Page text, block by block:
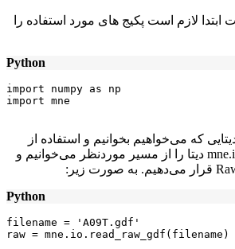
ابتدا لازم است پکیج های مورد استفاده را
Python
import numpy as np
import mne
که می‌خواهیم بخوانیم و استفاده از
دستور mne.io.read_raw_gdf دیتا را از مسیر موردنظر می‌خوانیم و
Python
filename = 'A09T.gdf'
raw = mne.io.read_raw_gdf(filename)